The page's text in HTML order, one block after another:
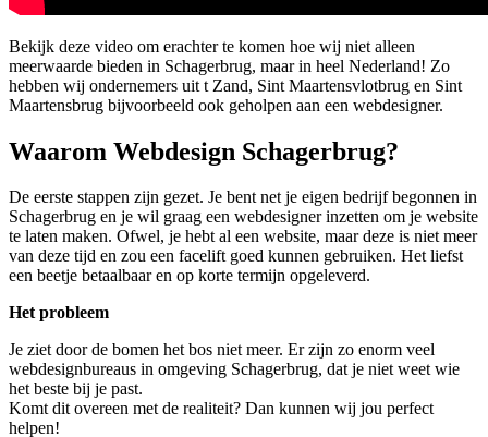
Bekijk deze video om erachter te komen hoe wij niet alleen
meerwaarde bieden in Schagerbrug, maar in heel Nederland! Zo
hebben wij ondernemers uit t Zand, Sint Maartensvlotbrug en Sint
Maartensbrug bijvoorbeeld ook geholpen aan een webdesigner.
Waarom Webdesign Schagerbrug?
De eerste stappen zijn gezet. Je bent net je eigen bedrijf begonnen in
Schagerbrug en je wil graag een webdesigner inzetten om je website
te laten maken. Ofwel, je hebt al een website, maar deze is niet meer
van deze tijd en zou een facelift goed kunnen gebruiken. Het liefst
een beetje betaalbaar en op korte termijn opgeleverd.
Het probleem
Je ziet door de bomen het bos niet meer. Er zijn zo enorm veel
webdesignbureaus in omgeving Schagerbrug, dat je niet weet wie
het beste bij je past.
Komt dit overeen met de realiteit? Dan kunnen wij jou perfect
helpen!